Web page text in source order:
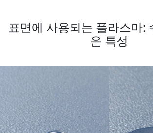
표면에 사용되는 플라스마:
운 특성